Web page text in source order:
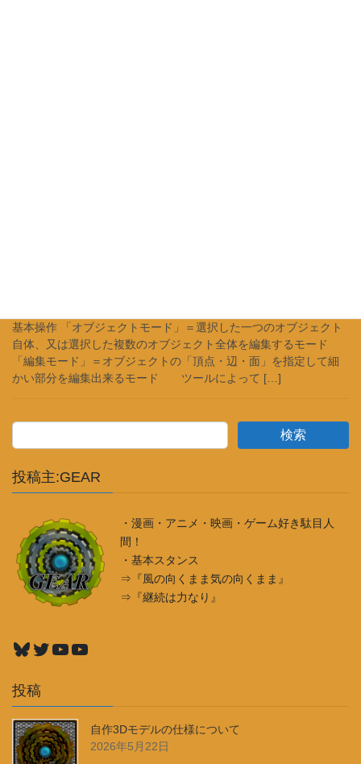
基本操作 「オブジェクトモード」＝選択した一つのオブジェクト
自体、又は選択した複数のオブジェクト全体を編集するモード
「編集モード」＝オブジェクトの「頂点・辺・面」を指定して細
かい部分を編集出来るモード ツールによって […]
検索
投稿主:GEAR
・漫画・アニメ・映画・ゲーム好き駄目人
間！
・基本スタンス
⇒『風の向くまま気の向くまま』
⇒『継続は力なり』
Bluesky
Twitter
YouTube
YouTube
投稿
自作3Dモデルの仕様について
2026年5月22日